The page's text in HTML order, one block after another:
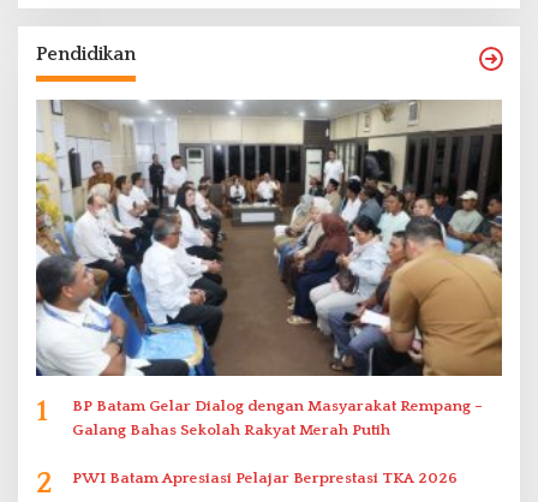
Pendidikan
1
BP Batam Gelar Dialog dengan Masyarakat Rempang –
Galang Bahas Sekolah Rakyat Merah Putih
2 PWI Batam Apresiasi Pelajar Berprestasi TKA 2026